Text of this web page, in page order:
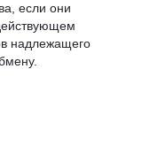
если они
надлежащего